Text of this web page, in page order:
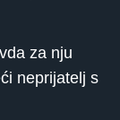
za nju
neprijatelj s